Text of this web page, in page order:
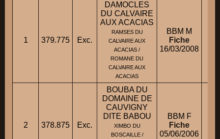
1 379.775 Exc.
DAMOCLES
DU CALVAIRE
AUX ACACIAS
RAMSES DU
CALVAIRE AUX
ACACIAS /
ROMANE DU
CALVAIRE AUX
ACACIAS
BBM M
Fiche
16/03/2008
2 378.875 Exc.
BOUBA DU
DOMAINE DE
CAUVIGNY
DITE BABOU
XIMBO DU
BOSCAILLE /
BBM F
Fiche
05/06/2006